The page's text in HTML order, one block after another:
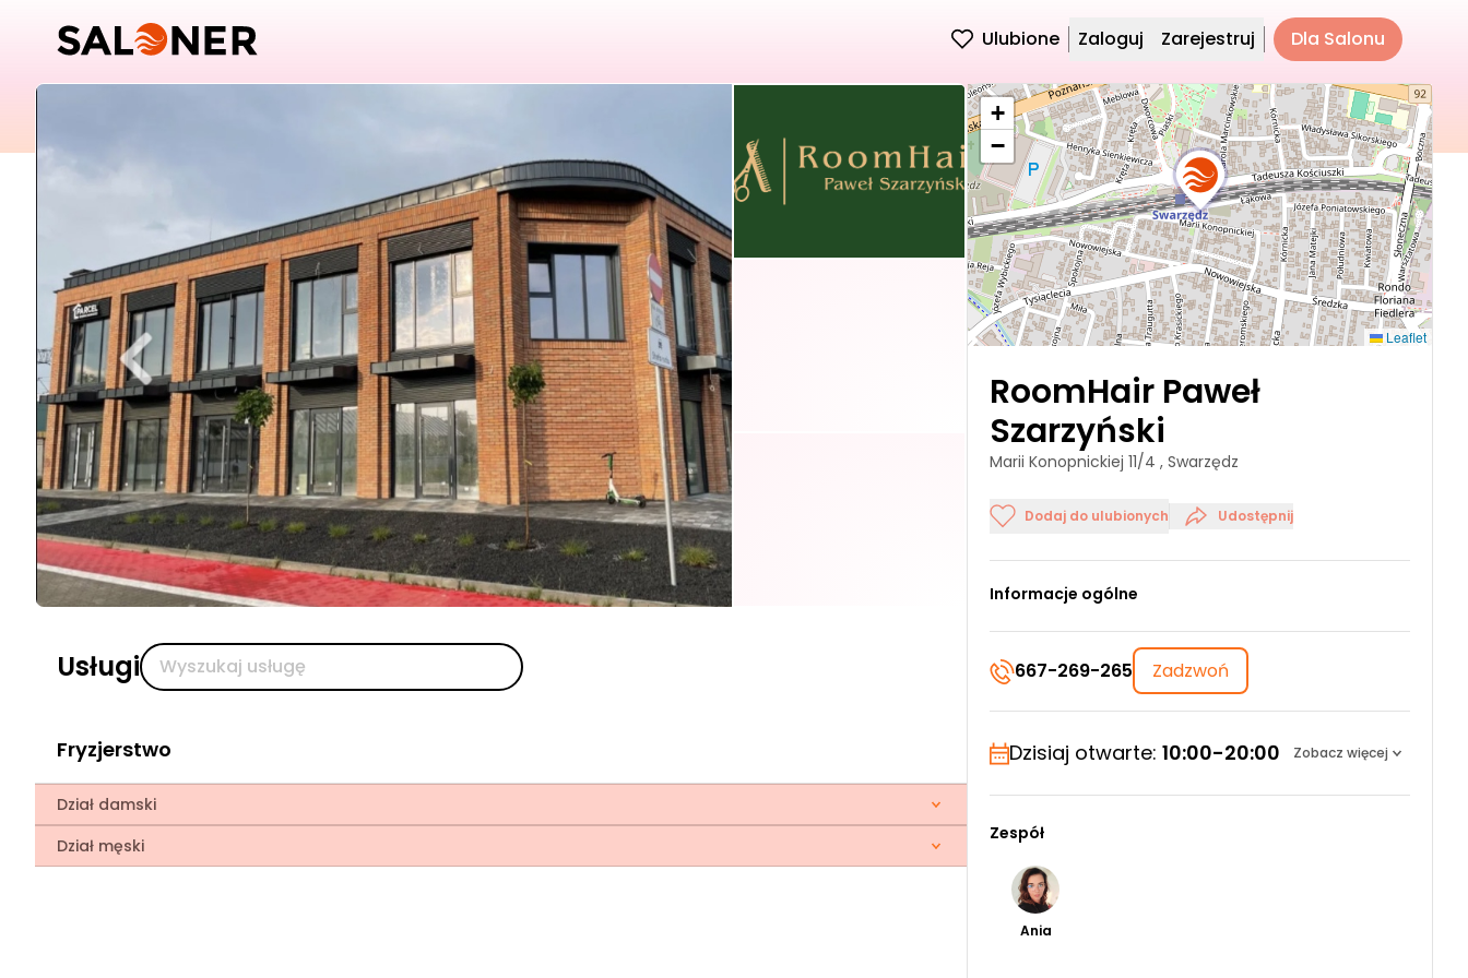
Ulubione Zaloguj Zarejestruj Dla Salonu
Usługi
Fryzjerstwo
Dział damski
Dział męski
+
−
Leaflet
RoomHair Paweł
Szarzyński
Marii Konopnickiej 11/4 , Swarzędz
Dodaj do ulubionych Udostępnij
Informacje ogólne
667-269-265 Zadzwoń
Dzisiaj otwarte:10:00-20:00 Zobacz więcej
Zespół
Ania